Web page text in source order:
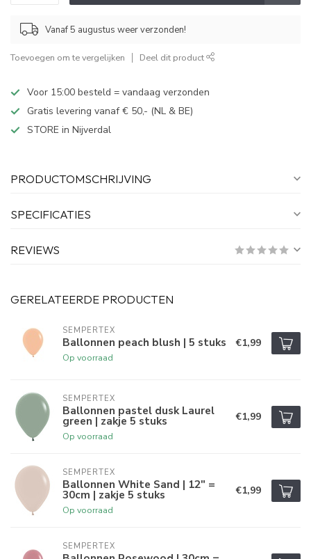
Vanaf 5 augustus weer verzonden!
Toevoegen om te vergelijken Deel dit product
Voor 15:00 besteld = vandaag verzonden
Gratis levering vanaf € 50,- (NL & BE)
STORE in Nijverdal
PRODUCTOMSCHRIJVING
SPECIFICATIES
REVIEWS
GERELATEERDE PRODUCTEN
SEMPERTEX
Ballonnen peach blush | 5 stuks
Op voorraad
€1,99
SEMPERTEX
Ballonnen pastel dusk Laurel
green | zakje 5 stuks
Op voorraad
€1,99
SEMPERTEX
Ballonnen White Sand | 12" =
30cm | zakje 5 stuks
Op voorraad
€1,99
SEMPERTEX